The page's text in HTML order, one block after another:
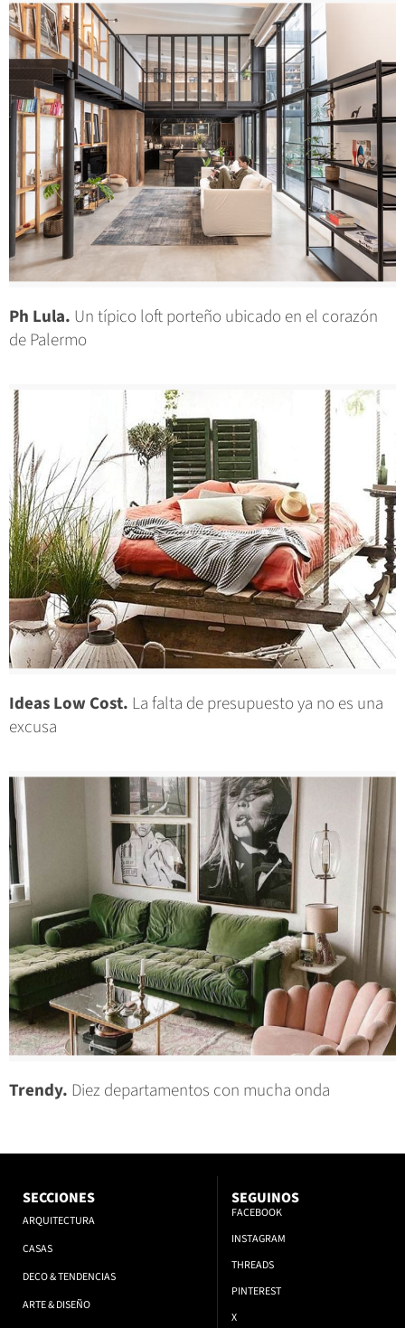
Ph Lula. Un típico loft porteño ubicado en el corazón
de Palermo
Ideas Low Cost. La falta de presupuesto ya no es una
excusa
Trendy. Diez departamentos con mucha onda
SECCIONES
ARQUITECTURA
CASAS
DECO & TENDENCIAS
ARTE & DISEÑO
SEGUINOS
FACEBOOK
INSTAGRAM
THREADS
PINTEREST
X